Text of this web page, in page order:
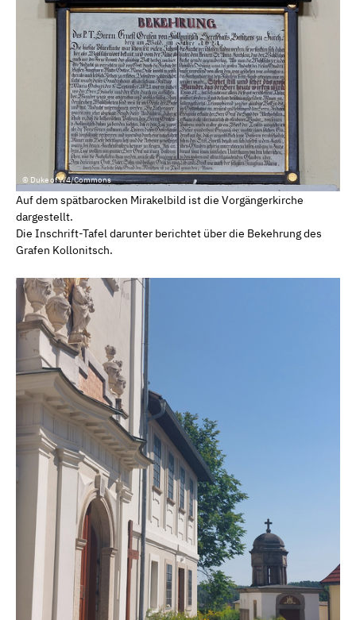
© Duke of W4/Commons
Auf dem spätbarocken Mirakelbild ist die Vorgängerkirche
dargestellt.
Die Inschrift-Tafel darunter berichtet über die Bekehrung des
Grafen Kollonitsch.